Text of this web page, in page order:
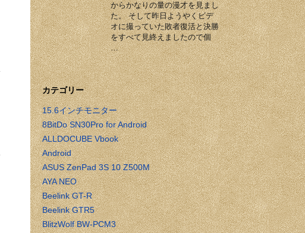
からかなりの量の漫才を見まし
た。 そして昨日ようやくビデ
オに撮っていた敗者復活と決勝
をすべて見終えましたので個
…
カテゴリー
15.6インチモニター
8BitDo SN30Pro for Android
ALLDOCUBE Vbook
Android
ASUS ZenPad 3S 10 Z500M
AYA NEO
Beelink GT-R
Beelink GTR5
BlitzWolf BW-PCM3